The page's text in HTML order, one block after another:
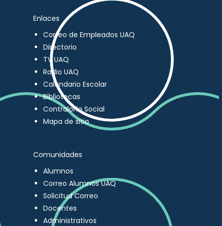
Enlaces
Correo de Empleados UAQ
Directorio
TV UAQ
Radio UAQ
Calendario Escolar
Bibliotecas
Contraloría Social
Mapa de sitio
Comunidades
Alumnos
Correo Alumnos UAQ
Solicitud Correo
Docentes
Administrativos